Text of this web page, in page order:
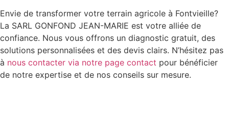
Envie de transformer votre terrain agricole à Fontvieille?
La SARL GONFOND JEAN-MARIE est votre alliée de
confiance. Nous vous offrons un diagnostic gratuit, des
solutions personnalisées et des devis clairs. N’hésitez pas
à nous contacter via notre page contact pour bénéficier
de notre expertise et de nos conseils sur mesure.